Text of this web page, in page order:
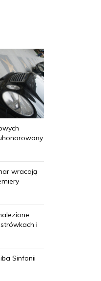
wracają
i
Sinfonii